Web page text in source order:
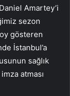
Amartey’i
sezon
gösteren
İstanbul’a
sağlık
atması